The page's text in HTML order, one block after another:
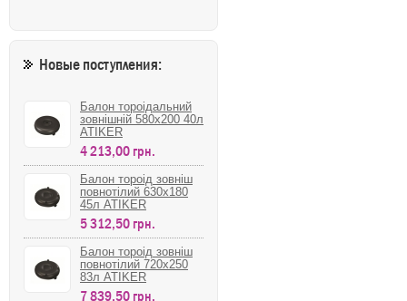
Новые поступления:
Балон тороідальний
зовнішній 580х200 40л
ATIKER
4 213,00 грн.
Балон тороід зовніш
повнотілий 630х180
45л ATIKER
5 312,50 грн.
Балон тороід зовніш
повнотілий 720х250
83л ATIKER
7 839,50 грн.